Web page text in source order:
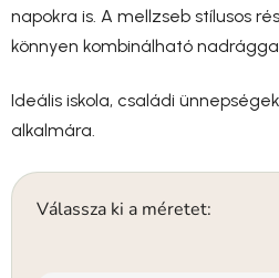
napokra is. A mellzseb stílusos
könnyen kombinálható
Ideális iskola, családi
alkalmára.
Válassza ki a méretet: